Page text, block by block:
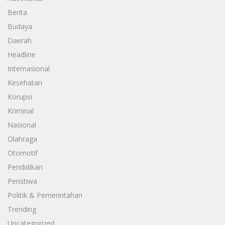
Berita
Budaya
Daerah
Headline
Internasional
Kesehatan
Korupsi
Kriminal
Nasional
Olahraga
Otomotif
Pendidikan
Peristiwa
Politik & Pemerintahan
Trending